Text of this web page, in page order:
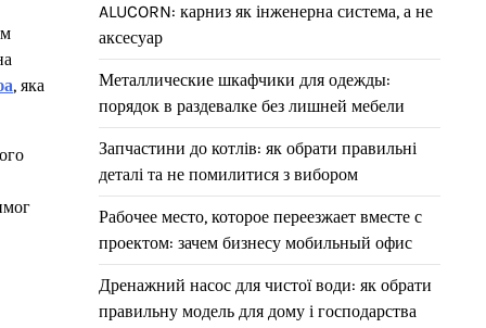
, яка
ALUCORN: карниз як інженерна система, а не
аксесуар
Металлические шкафчики для одежды:
порядок в раздевалке без лишней мебели
Запчастини до котлів: як обрати правильні
деталі та не помилитися з вибором
Рабочее место, которое переезжает вместе с
проектом: зачем бизнесу мобильный офис
Дренажний насос для чистої води: як обрати
правильну модель для дому і господарства